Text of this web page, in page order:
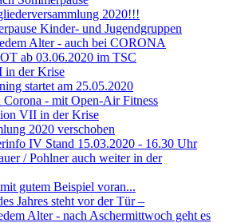
2020!!!
Kinder- und Jugendgruppen
Alter - auch bei CORONA
ab 03.06.2020 im TSC
der Krise
startet am 25.05.2020
Corona - mit Open-Air Fitness
VII in der Krise
2020 verschoben
IV Stand 15.03.2020 - 16.30 Uhr
/ Pohlner auch weiter in der
gutem Beispiel voran...
Jahres steht vor der Tür –
Alter - nach Aschermittwoch geht es